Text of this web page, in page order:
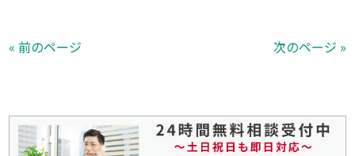
« 前のページ 次のページ »